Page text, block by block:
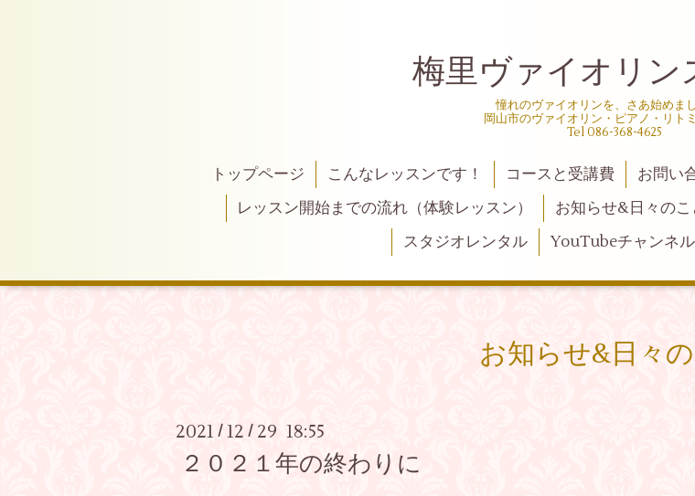
梅里ヴァイオリン
憧れのヴァイオリンを、さあ始めま
岡山市のヴァイオリン・ピアノ・リト
Tel 086-368-4625
トップページ こんなレッスンです！ コースと受講費 お問い
レッスン開始までの流れ（体験レッスン）
お知らせ&日々のこ
スタジオレンタル
YouTubeチャンネル
お知らせ&日々
2021 / 12 / 29 18:55
２０２１年の終わりに